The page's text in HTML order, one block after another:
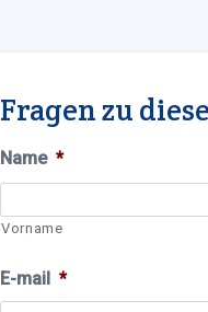
Fragen zu
Name *
Vorname
E-mail *